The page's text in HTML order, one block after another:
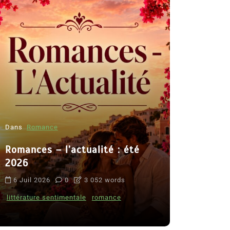
Dans Romance
Romances – l’actualité : été
2026
6 Juil 2026 0 3 052 words
littérature sentimentale romance